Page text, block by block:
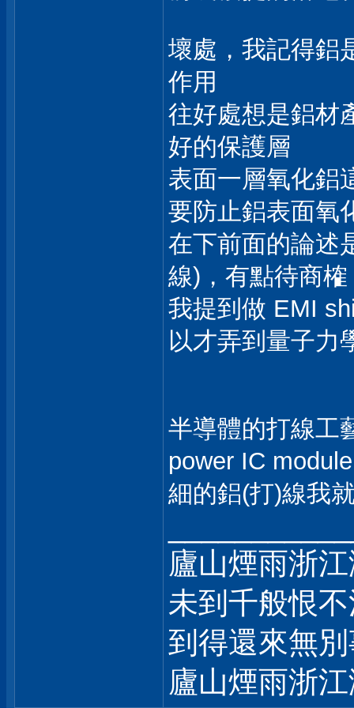
壞處，我記得鋁
作用
往好處想是鋁材
好的保護層
表面一層氧化鋁
要防止鋁表面氧
在下前面的論述
線)，有點待商榷
我提到做 EMI
以才弄到量子力
半導體的打線工
power IC
細的鋁(打)線我
廬山煙雨浙
未到千般恨
到得還來無
廬山煙雨浙